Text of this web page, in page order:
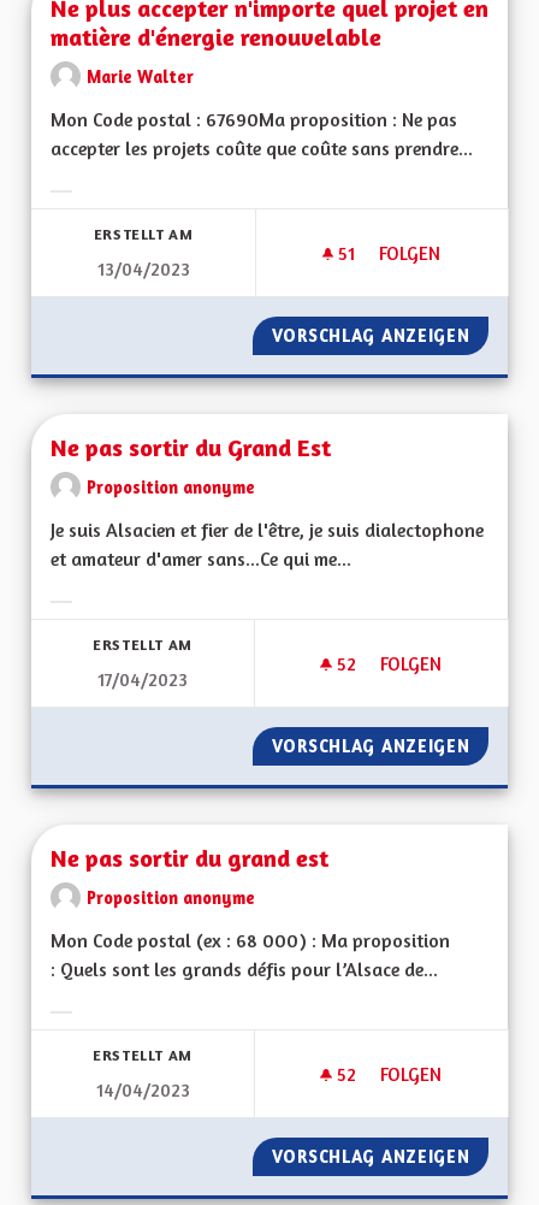
Ne plus accepter n'importe quel projet en
matière d'énergie renouvelable
Marie Walter
Mon Code postal : 67690Ma proposition : Ne pas
accepter les projets coûte que coûte sans prendre...
ERSTELLT AM
13/04/2023
51 51 FOLLOWER
FOLGEN
NE PLUS
VORSCHLAG ANZEIGEN NE
Ne pas sortir du Grand Est
Proposition anonyme
Je suis Alsacien et fier de l'être, je suis dialectophone
et amateur d'amer sans...Ce qui me...
ERSTELLT AM
17/04/2023
52 52 FOLLOWER
FOLGEN
NE PAS SORTIR DU
VORSCHLAG ANZEIGEN NE
Ne pas sortir du grand est
Proposition anonyme
Mon Code postal (ex : 68 000) : Ma proposition
: Quels sont les grands défis pour l’Alsace de...
ERSTELLT AM
14/04/2023
52 52 FOLLOWER
FOLGEN
NE PAS SORTIR DU
VORSCHLAG ANZEIGEN NE